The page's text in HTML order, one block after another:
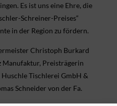
Es ist uns eine Ehre, die
Schreiner-Preises“
in der Region zu fördern.
Christoph Burkard
Manufaktur, Preisträgerin
Tischlerei GmbH &
Schneider von der Fa.